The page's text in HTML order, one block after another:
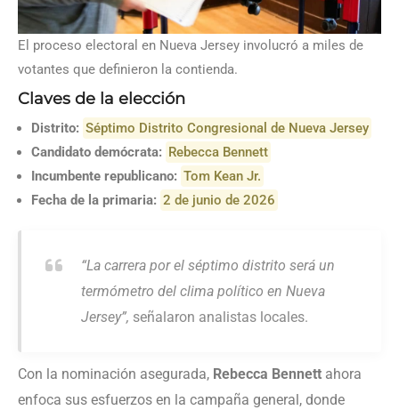
El proceso electoral en Nueva Jersey involucró a miles de
votantes que definieron la contienda.
Claves de la elección
Distrito: Séptimo Distrito Congresional de Nueva Jersey
Candidato demócrata: Rebecca Bennett
Incumbente republicano: Tom Kean Jr.
Fecha de la primaria: 2 de junio de 2026
“La carrera por el séptimo distrito será un
termómetro del clima político en Nueva
Jersey”, señalaron analistas locales.
Con la nominación asegurada, Rebecca Bennett ahora
enfoca sus esfuerzos en la campaña general, donde